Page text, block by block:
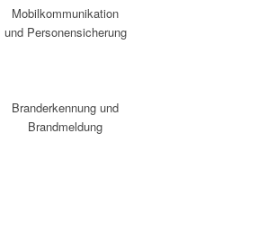
Mobilkommunikation
und Personensicherung
Branderkennung und
Brandmeldung